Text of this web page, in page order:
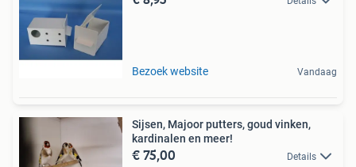
Bezoek website Vandaag
Sijsen, Majoor putters, goud vinken,
kardinalen en meer!
€ 75,00 Details